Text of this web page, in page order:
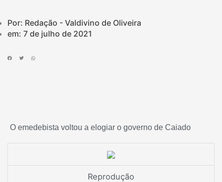
Por: Redação - Valdivino de Oliveira
em: 7 de julho de 2021
O emedebista voltou a elogiar o governo de Caiado
Reprodução